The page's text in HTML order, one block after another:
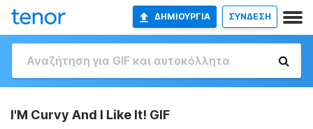
ΔΗΜΙΟΥΡΓΊΑ ΣΥΝΔΕΣΗ
I'M Curvy And I Like It! GIF